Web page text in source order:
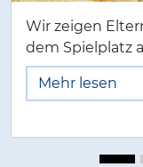
Wir zeigen
dem Spielplatz
Mehr lesen